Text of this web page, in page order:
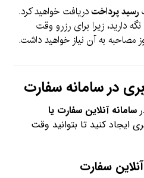
رسید پرداختدریافت خواهید کرد.
دارید، زیرا برای رزرو وقت
مصاحبه به آن نیاز خواهید داشت.
در سامانه سفارت
سامانه آنلاین سفارت یا
ایجاد کنید تا بتوانید وقت
سفارت